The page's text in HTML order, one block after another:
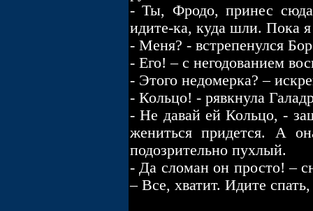
- Ты, Фродо, принес сюда
идите-ка, куда шли. Пока я
- Меня? - встрепенулся
- Его! – с негодованием
- Этого недомерка? –
- Кольцо! - рявкнула
- Не давай ей Кольцо, -
жениться придется. А
подозрительно пухлый.
- Да сломан он просто! –
– Все, хватит. Идите